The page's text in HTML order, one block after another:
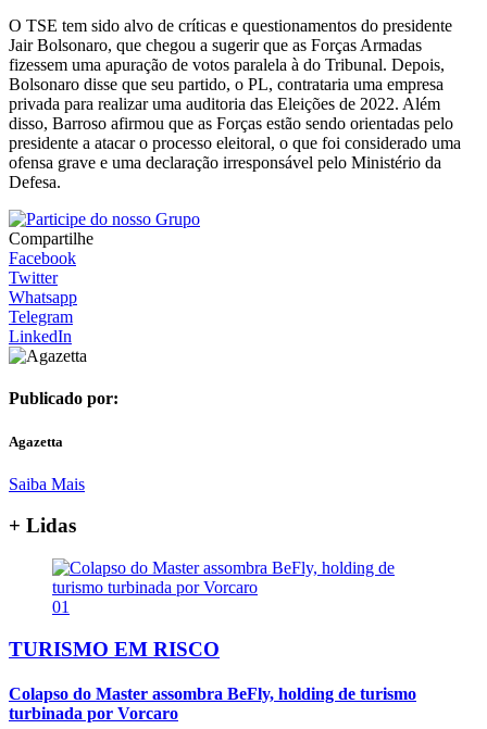
O TSE tem sido alvo de críticas e questionamentos do presidente
Jair Bolsonaro, que chegou a sugerir que as Forças Armadas
fizessem uma apuração de votos paralela à do Tribunal. Depois,
Bolsonaro disse que seu partido, o PL, contrataria uma empresa
privada para realizar uma auditoria das Eleições de 2022. Além
disso, Barroso afirmou que as Forças estão sendo orientadas pelo
presidente a atacar o processo eleitoral, o que foi considerado uma
ofensa grave e uma declaração irresponsável pelo Ministério da
Defesa.
Compartilhe
Facebook
Twitter
Whatsapp
Telegram
LinkedIn
Publicado por:
Agazetta
Saiba Mais
+ Lidas
01
TURISMO EM RISCO
Colapso do Master assombra BeFly, holding de turismo
turbinada por Vorcaro